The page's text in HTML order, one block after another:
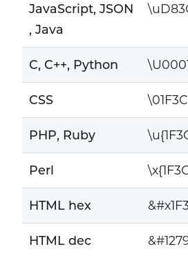
JavaScript, JSON
, Java
C, C++, Python
CSS
PHP, Ruby
Perl
HTML hex
HTML dec